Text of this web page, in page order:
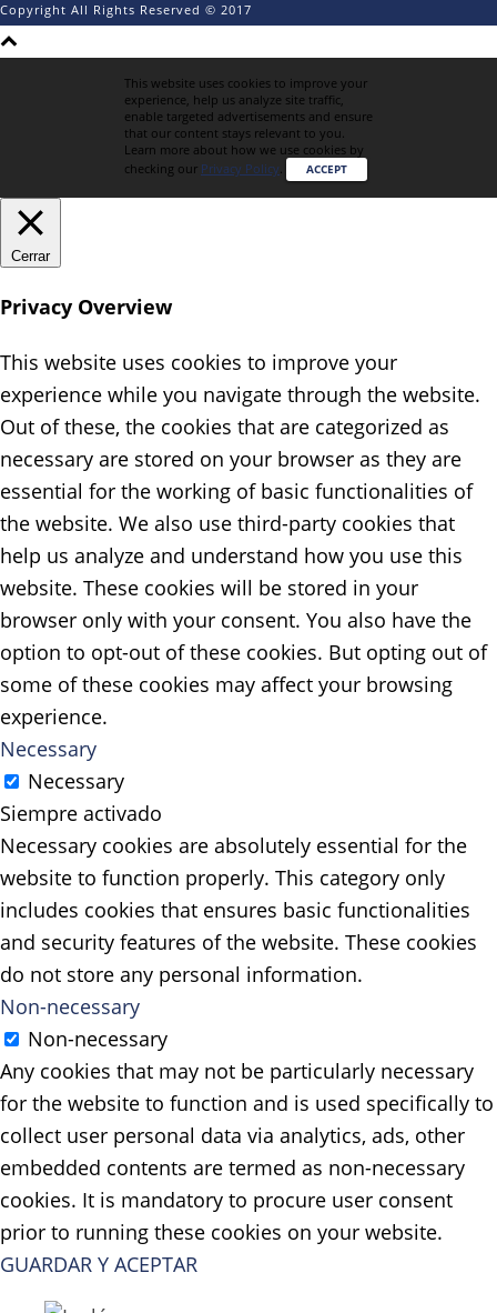
Copyright All Rights Reserved © 2017
This website uses cookies to improve your
experience, help us analyze site traffic,
enable targeted advertisements and ensure
that our content stays relevant to you.
Learn more about how we use cookies by
checking our Privacy Policy. ACCEPT
Cerrar
Privacy Overview
This website uses cookies to improve your
experience while you navigate through the website.
Out of these, the cookies that are categorized as
necessary are stored on your browser as they are
essential for the working of basic functionalities of
the website. We also use third-party cookies that
help us analyze and understand how you use this
website. These cookies will be stored in your
browser only with your consent. You also have the
option to opt-out of these cookies. But opting out of
some of these cookies may affect your browsing
experience.
Necessary
Necessary
Siempre activado
Necessary cookies are absolutely essential for the
website to function properly. This category only
includes cookies that ensures basic functionalities
and security features of the website. These cookies
do not store any personal information.
Non-necessary
Non-necessary
Any cookies that may not be particularly necessary
for the website to function and is used specifically to
collect user personal data via analytics, ads, other
embedded contents are termed as non-necessary
cookies. It is mandatory to procure user consent
prior to running these cookies on your website.
GUARDAR Y ACEPTAR